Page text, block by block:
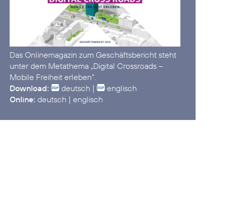
Das Onlinemagazin zum Geschäftsbericht steht
unter dem Metathema „Digital Crossroads –
Download:
deutsch |
englisch
Online: deutsch |englisch